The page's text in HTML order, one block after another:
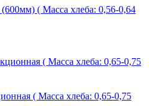
( Масса хлеба: 0,56-0,64
( Масса хлеба: 0,65-0,75